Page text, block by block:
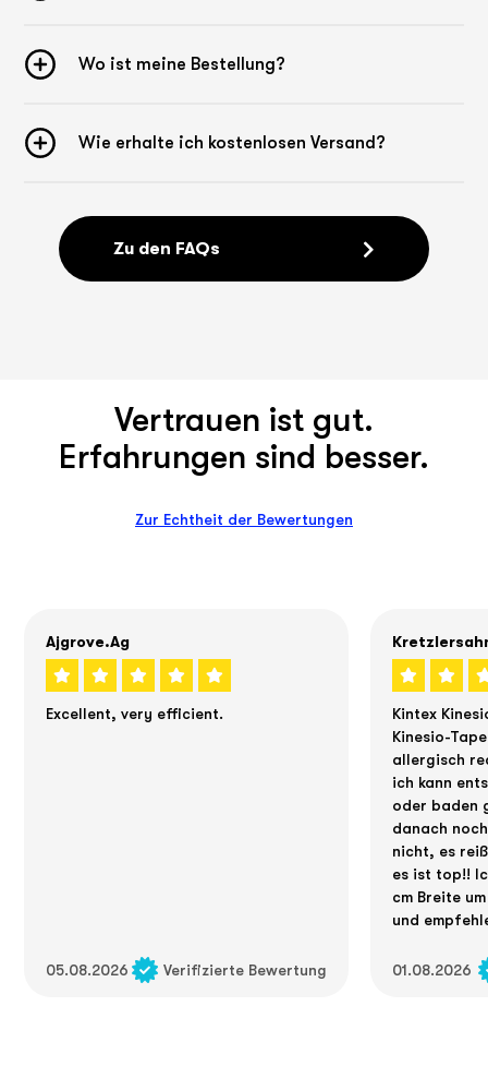
Wo ist meine Bestellung?
Wie erhalte ich kostenlosen Versand?
Zu den FAQs
Vertrauen ist gut.
Erfahrungen sind besser.
Zur Echtheit der Bewertungen
Ajgrove.ag
Excellent, very efficient.
05.08.2026 Verifizierte Bewertung
Kintex
Kinesio-
allergisch
ich kann
oder baden
danach
nicht, es
es ist top!!
cm Breite
und
01.08.2026